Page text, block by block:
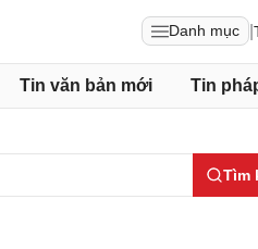
Danh mục
Tin văn bản mới Tin
Tìm